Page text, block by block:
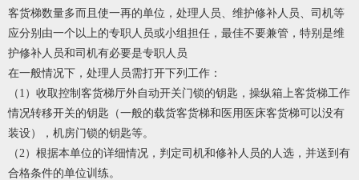
客货梯数量多而且使一再的单位，处理人员、维护修补人员、司机等
应分别由一个以上的专职人员或小组担任，最佳不要兼管，特别是维
护修补人员和司机有必要是专职人员
在一般情况下，处理人员需打开下列工作：
（1）收取控制客货梯厅外自动开关门锁的钥匙，操纵箱上客货梯工作
情况转移开关的钥匙（一般的载货客货梯和医用医床客货梯可以没有
装设），机房门锁的钥匙等。
（2）根据本单位的详细情况，判定司机和修补人员的人选，并送到有
合格条件的单位训练。